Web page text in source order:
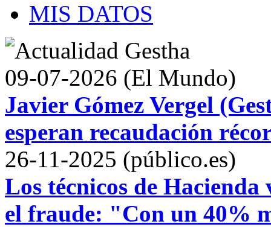
MIS DATOS
09-07-2026 (El Mundo)
Javier Gómez Vergel
esperan recaudación
26-11-2025 (público.es)
Los técnicos de
el fraude: "Con un 40%